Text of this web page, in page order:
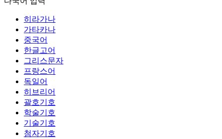
히라가나
가타카나
중국어
한글고어
그리스문자
프랑스어
독일어
히브리어
괄호기호
학술기호
기술기호
첨자기호